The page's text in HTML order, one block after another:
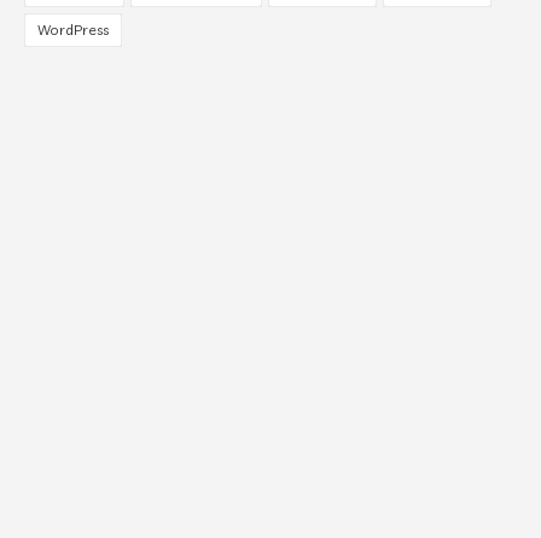
WordPress